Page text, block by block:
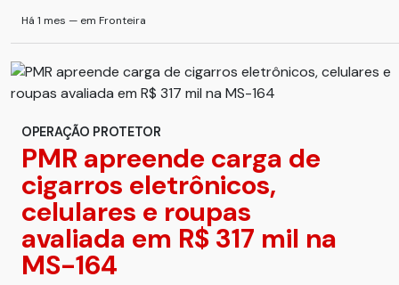
Há 1 mes — em Fronteira
OPERAÇÃO PROTETOR
PMR apreende carga de
cigarros eletrônicos,
celulares e roupas
avaliada em R$ 317 mil na
MS-164